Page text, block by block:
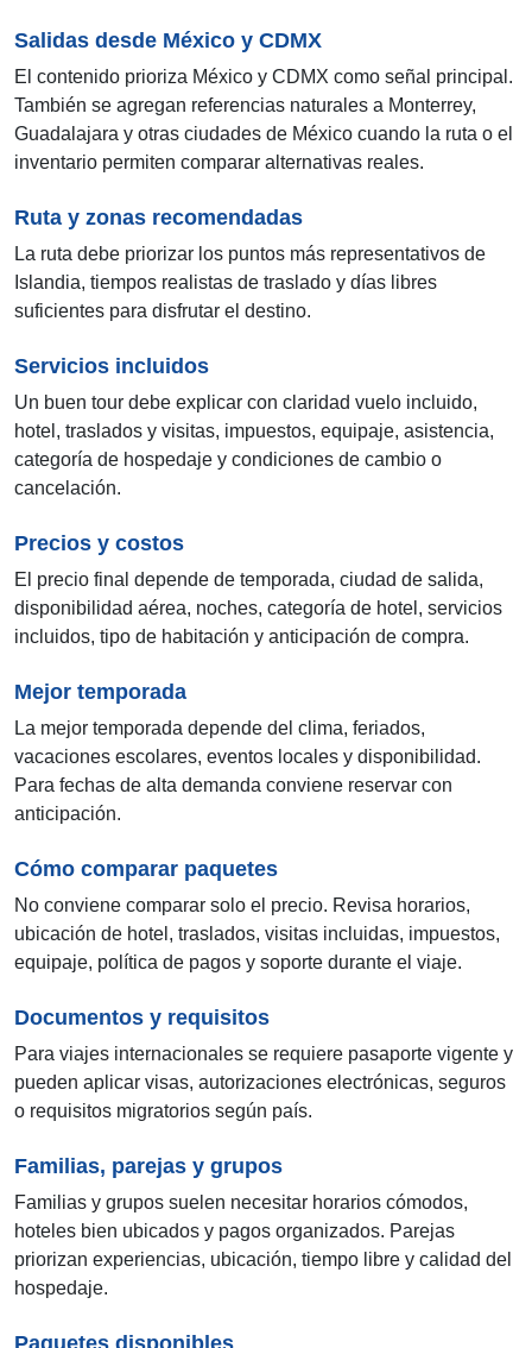
Salidas desde México y CDMX
El contenido prioriza México y CDMX como señal principal.
También se agregan referencias naturales a Monterrey,
Guadalajara y otras ciudades de México cuando la ruta o el
inventario permiten comparar alternativas reales.
Ruta y zonas recomendadas
La ruta debe priorizar los puntos más representativos de
Islandia, tiempos realistas de traslado y días libres
suficientes para disfrutar el destino.
Servicios incluidos
Un buen tour debe explicar con claridad vuelo incluido,
hotel, traslados y visitas, impuestos, equipaje, asistencia,
categoría de hospedaje y condiciones de cambio o
cancelación.
Precios y costos
El precio final depende de temporada, ciudad de salida,
disponibilidad aérea, noches, categoría de hotel, servicios
incluidos, tipo de habitación y anticipación de compra.
Mejor temporada
La mejor temporada depende del clima, feriados,
vacaciones escolares, eventos locales y disponibilidad.
Para fechas de alta demanda conviene reservar con
anticipación.
Cómo comparar paquetes
No conviene comparar solo el precio. Revisa horarios,
ubicación de hotel, traslados, visitas incluidas, impuestos,
equipaje, política de pagos y soporte durante el viaje.
Documentos y requisitos
Para viajes internacionales se requiere pasaporte vigente y
pueden aplicar visas, autorizaciones electrónicas, seguros
o requisitos migratorios según país.
Familias, parejas y grupos
Familias y grupos suelen necesitar horarios cómodos,
hoteles bien ubicados y pagos organizados. Parejas
priorizan experiencias, ubicación, tiempo libre y calidad del
hospedaje.